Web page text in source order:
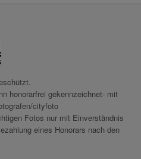
honorarfrei gekennzeichnet- mit
cityfoto
Fotos nur mit Einverständnis
eines Honorars nach den